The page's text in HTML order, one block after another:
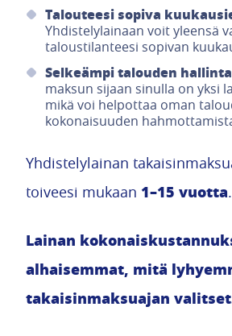
Talouteesi sopiva
Yhdistelylainaan voit yleensä
taloustilanteesi sopivan
Selkeämpi talouden
maksun sijaan sinulla on yksi
mikä voi helpottaa oman
kokonaisuuden
Yhdistelylainan
toiveesi mukaan 1–15 vuotta.
Lainan
alhaisemmat, mitä
takaisinmaksuajan